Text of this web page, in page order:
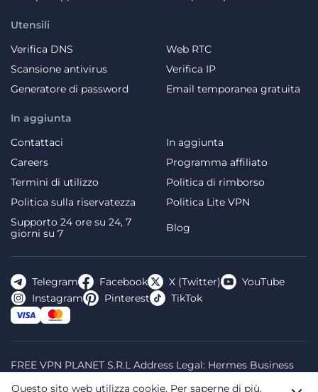
In aggiunta
Contattaci
In aggiunta
Careers
Programma affiliato
Termini di utilizzo
Politica di rimborso
Politica sulla riservatezza
Politica Lite VPN
Supporto 24 ore su 24, 7
giorni su 7
Blog
Utensili
Verifica DNS
Web RTC
Scansione antivirus
Verifica IP
Generatore di password
Email temporanea gratuita
Telegram Facebook X (Twitter)
YouTube
Instagram
Pinterest TikTok
FREE VPN PLANET S.R.L Address Legal: Hermes Business
Questo sito web utilizza cookie. Per saperne di più,